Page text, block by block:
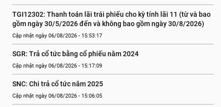
TGI12302: Thanh toán lãi trái phiếu cho kỳ tính lãi 11 (từ và bao
gồm ngày 30/5/2026 đến và không bao gồm ngày 30/8/2026)
Cập nhật ngày 06/08/2026 - 15:53:17
SGR: Trả cổ tức bằng cổ phiếu năm 2024
Cập nhật ngày 06/08/2026 - 15:17:09
SNC: Chi trả cổ tức năm 2025
Cập nhật ngày 06/08/2026 - 15:06:05